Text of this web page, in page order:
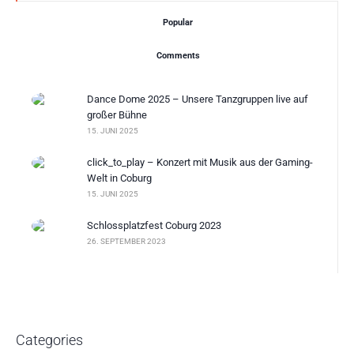
Popular
Comments
Dance Dome 2025 – Unsere Tanzgruppen live auf
großer Bühne
15. JUNI 2025
click_to_play – Konzert mit Musik aus der Gaming-
Welt in Coburg
15. JUNI 2025
Schlossplatzfest Coburg 2023
26. SEPTEMBER 2023
Categories